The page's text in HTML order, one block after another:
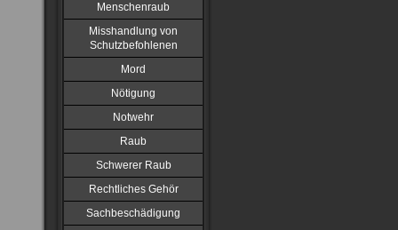
Menschenraub
Misshandlung von
Schutzbefohlenen
Mord
Nötigung
Notwehr
Raub
Schwerer Raub
Rechtliches Gehör
Sachbeschädigung